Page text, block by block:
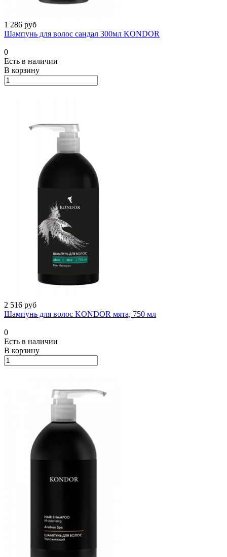
1 286 руб
Шампунь для волос сандал 300мл KONDOR
0
Есть в наличии
В корзину
2 516 руб
Шампунь для волос KONDOR мята, 750 мл
0
Есть в наличии
В корзину